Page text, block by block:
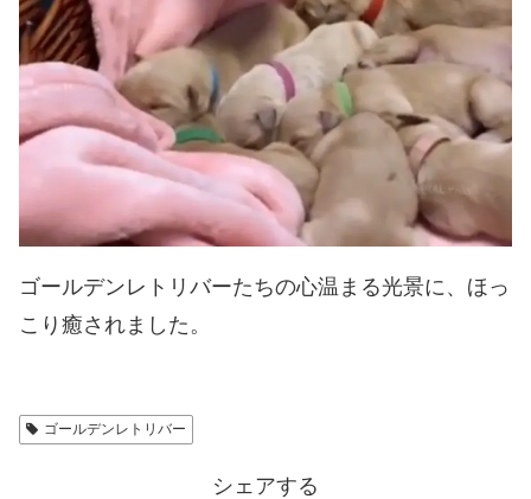
ゴールデンレトリバーたちの心温まる光景に、ほっ
こり癒されました。
ゴールデンレトリバー
シェアする